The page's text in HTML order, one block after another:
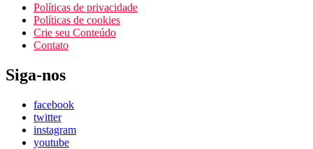
Políticas de privacidade
Políticas de cookies
Crie seu Conteúdo
Contato
Siga-nos
facebook
twitter
instagram
youtube